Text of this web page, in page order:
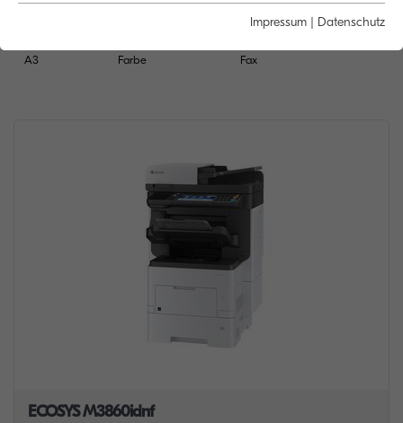
A3 Farbe
Scan
Fax
ECOSYS M3860idnf
Impressum | Datenschutz